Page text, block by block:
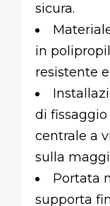
sicura.
in
resistente
di
centrale a
sulla
Portata
supporta